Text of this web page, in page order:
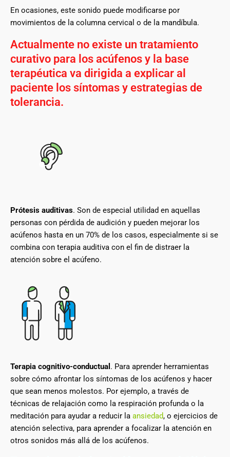
En ocasiones, este sonido puede modificarse por
movimientos de la columna cervical o de la mandíbula.
Actualmente no existe un tratamiento
curativo para los acúfenos y la base
terapéutica va dirigida a explicar al
paciente los síntomas y estrategias de
tolerancia.
Prótesis auditivas. Son de especial utilidad en aquellas
personas con pérdida de audición y pueden mejorar los
acúfenos hasta en un 70% de los casos, especialmente si se
combina con terapia auditiva con el fin de distraer la
atención sobre el acúfeno.
Terapia cognitivo-conductual . Para aprender herramientas
sobre cómo afrontar los síntomas de los acúfenos y hacer
que sean menos molestos. Por ejemplo, a través de
técnicas de relajación como la respiración profunda o la
meditación para ayudar a reducir la ansiedad, o ejercicios de
atención selectiva, para aprender a focalizar la atención en
otros sonidos más allá de los acúfenos.